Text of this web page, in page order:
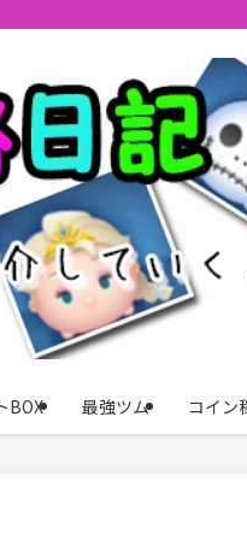
ビンゴのおすすめツム・キャ
BOX 最強ツム コイン